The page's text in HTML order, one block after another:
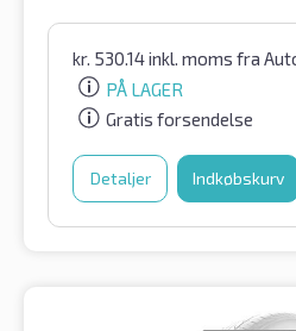
kr. 530.14inkl. moms fra
PÅ LAGER
Gratis forsendelse
Detaljer Indkøbskurv